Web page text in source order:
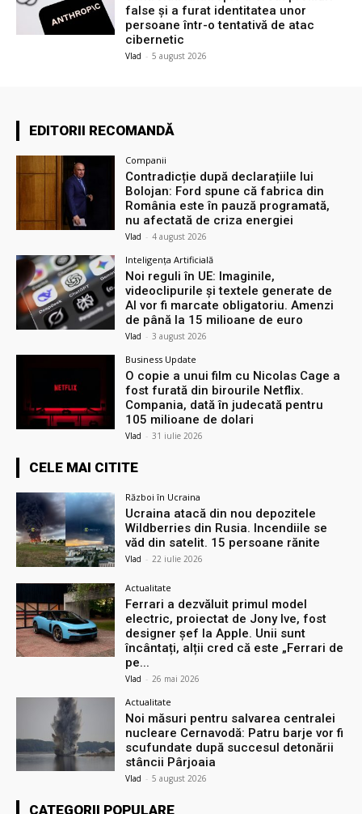
false și a furat identitatea unor
persoane într-o tentativă de atac
cibernetic
Vlad - 5 august 2026
EDITORII RECOMANDĂ
Companii
Contradicție după declarațiile lui
Bolojan: Ford spune că fabrica din
România este în pauză programată,
nu afectată de criza energiei
Vlad - 4 august 2026
Inteligența Artificială
Noi reguli în UE: Imaginile,
videoclipurile și textele generate de
AI vor fi marcate obligatoriu. Amenzi
de până la 15 milioane de euro
Vlad - 3 august 2026
Business Update
O copie a unui film cu Nicolas Cage a
fost furată din birourile Netflix.
Compania, dată în judecată pentru
105 milioane de dolari
Vlad - 31 iulie 2026
CELE MAI CITITE
Război în Ucraina
Ucraina atacă din nou depozitele
Wildberries din Rusia. Incendiile se
văd din satelit. 15 persoane rănite
Vlad - 22 iulie 2026
Actualitate
Ferrari a dezvăluit primul model
electric, proiectat de Jony Ive, fost
designer șef la Apple. Unii sunt
încântați, alții cred că este „Ferrari de
pe...
Vlad - 26 mai 2026
Actualitate
Noi măsuri pentru salvarea centralei
nucleare Cernavodă: Patru barje vor fi
scufundate după succesul detonării
stâncii Pârjoaia
Vlad - 5 august 2026
CATEGORII POPULARE